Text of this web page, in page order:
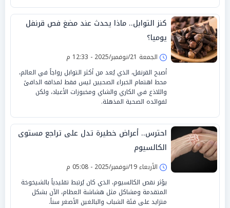
كنز التوابل.. ماذا يحدث عند مضغ فص قرنفل
يوميا؟
الجمعة 21/نوفمبر/2025 - 12:33 م
أصبح القرنفل، الذي يُعد من أكثر التوابل رواجاً في العالم،
محط اهتمام الخبراء الصحيين ليس فقط لمذاقه الدافئ
واللاذع في الكاري والشاي ومخبوزات الأعياد، ولكن
لفوائده الصحية المذهلة.
احترس.. أعراض خطيرة تدل على تراجع مستوى
الكالسيوم
الأربعاء 19/نوفمبر/2025 - 05:08 م
يؤثر نقص الكالسيوم، الذي كان يُرتبط تقليدياً بالشيخوخة
المتقدمة ومشاكل مثل هشاشة العظام، الآن بشكل
متزايد على فئة الشباب والبالغين الأصغر سناً.